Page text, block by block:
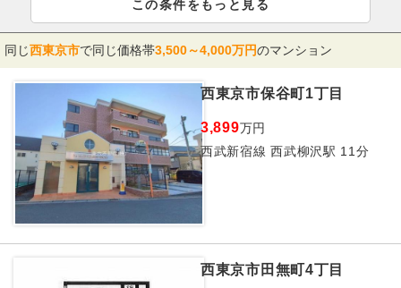
この条件をもっと見る
同じ西東京市で同じ価格帯3,500～4,000万円のマンション
西東京市保谷町1丁目
3,899万円
西武新宿線 西武柳沢駅 11分
西東京市田無町4丁目